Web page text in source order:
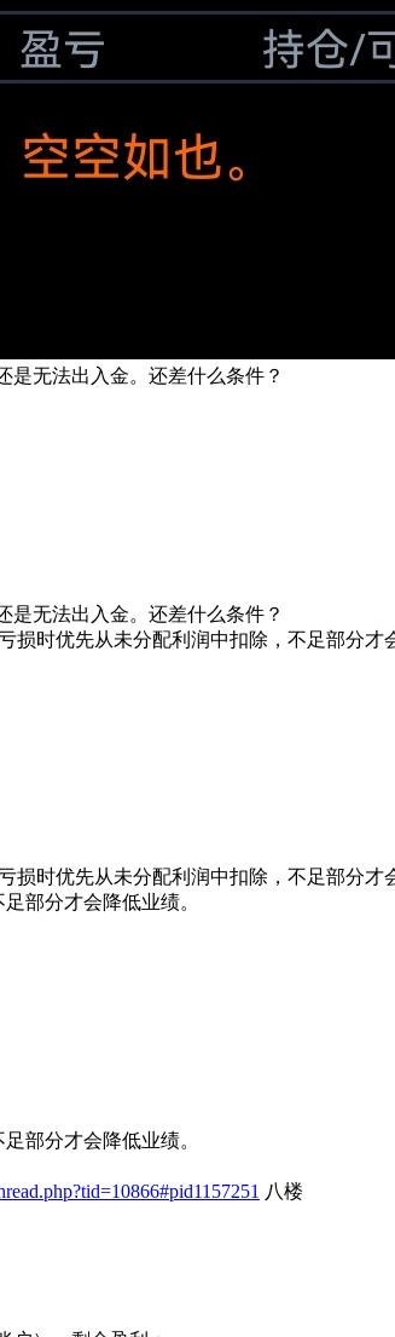
是无法出入金。还差什么条件？
是无法出入金。还差什么条件？
时优先从未分配利润中扣除，不足部分才
时优先从未分配利润中扣除，不足部分才
部分才会降低业绩。
部分才会降低业绩。
八楼